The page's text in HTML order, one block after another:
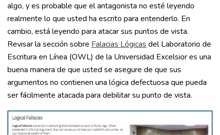
algo, y es probable que el antagonista no esté leyendo
realmente lo que usted ha escrito para entenderlo. En
cambio, está leyendo para atacar sus puntos de vista.
Revisar la sección sobre Falacias Lógicas del Laboratorio de
Escritura en Línea (OWL) de la Universidad Excelsior es una
buena manera de que usted se asegure de que sus
argumentos no contienen una lógica defectuosa que pueda
ser fácilmente atacada para debilitar su punto de vista.